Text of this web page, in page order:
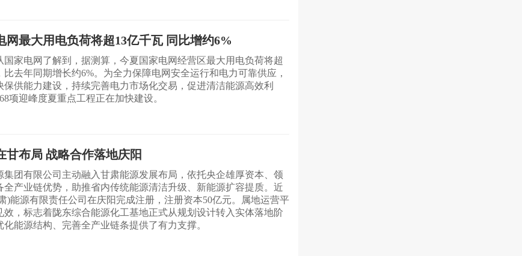
网最大用电负荷将超13亿千瓦 同比增约6%
国家电网了解到，据测算，今夏国家电网经营区最大用电负荷将超
比去年同期增长约6%。为全力保障电网安全运行和电力可靠供应，
保供能力建设，持续完善电力市场化交易，促进清洁能源高效利
项迎峰度夏重点工程正在加快建设。
甘布局 战略合作落地庆阳
集团有限公司主动融入甘肃能源发展布局，依托央企雄厚资本、领
全产业链优势，助推省内传统能源清洁升级、新能源扩容提质。近
)能源有限责任公司在庆阳完成注册，注册资本50亿元。属地运营平
效，标志着陇东综合能源化工基地正式从规划设计转入实体落地阶
化能源结构、完善全产业链条提供了有力支撑。